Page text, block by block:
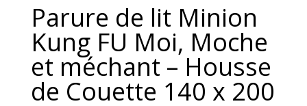
Parure de lit Minion
Kung FU Moi, Moche
et méchant – Housse
de Couette 140 x 200